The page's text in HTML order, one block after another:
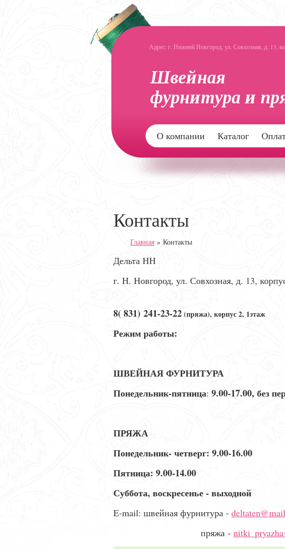
Адрес: г. Нижний Новгород, ул. Совхозная, д. 13,
О компании Каталог
Контакты
Главная » Контакты
Дельта НН
г. Н. Новгород, ул. Совхозная, д. 13,
8( 831) 241-23-22(пряжа), корпус 2, 1этаж
Режим работы:
ШВЕЙНАЯ ФУРНИТУРА
Понедельник-пятница: 9.00-17.00, без
ПРЯЖА
Понедельник- четверг: 9.00-16.00
Пятница: 9.00-14.00
Суббота, воскресенье - выходной
E-mail: швейная фурнитура -
пряжа -